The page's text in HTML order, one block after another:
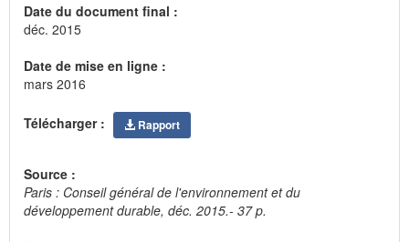
Date du document final :
déc. 2015
Date de mise en ligne :
mars 2016
Télécharger : Rapport
Source :
Paris : Conseil général de l'environnement et du
développement durable, déc. 2015.- 37 p.